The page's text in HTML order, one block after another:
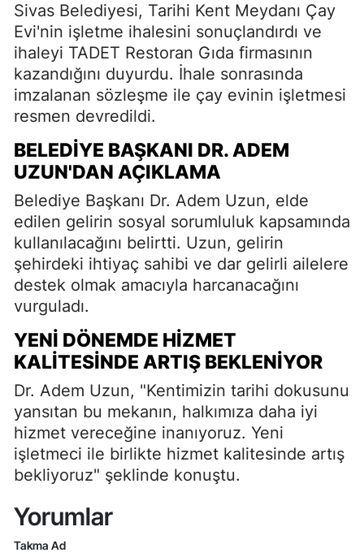
Sivas Belediyesi, Tarihi Kent Meydanı Çay
Evi'nin işletme ihalesini sonuçlandırdı ve
ihaleyi TADET Restoran Gıda firmasının
kazandığını duyurdu. İhale sonrasında
imzalanan sözleşme ile çay evinin işletmesi
resmen devredildi.
BELEDIYE BAŞKANI DR. ADEM
UZUN'DAN AÇIKLAMA
Belediye Başkanı Dr. Adem Uzun, elde
edilen gelirin sosyal sorumluluk kapsamında
kullanılacağını belirtti. Uzun, gelirin
şehirdeki ihtiyaç sahibi ve dar gelirli ailelere
destek olmak amacıyla harcanacağını
vurguladı.
YENI DÖNEMDE HIZMET
KALITESINDE ARTIŞ BEKLENIYOR
Dr. Adem Uzun, "Kentimizin tarihi dokusunu
yansıtan bu mekanın, halkımıza daha iyi
hizmet vereceğine inanıyoruz. Yeni
işletmeci ile birlikte hizmet kalitesinde artış
bekliyoruz" şeklinde konuştu.
Yorumlar
Takma Ad